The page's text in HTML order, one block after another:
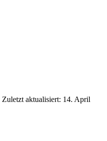
Zuletzt aktualisiert: 14. April